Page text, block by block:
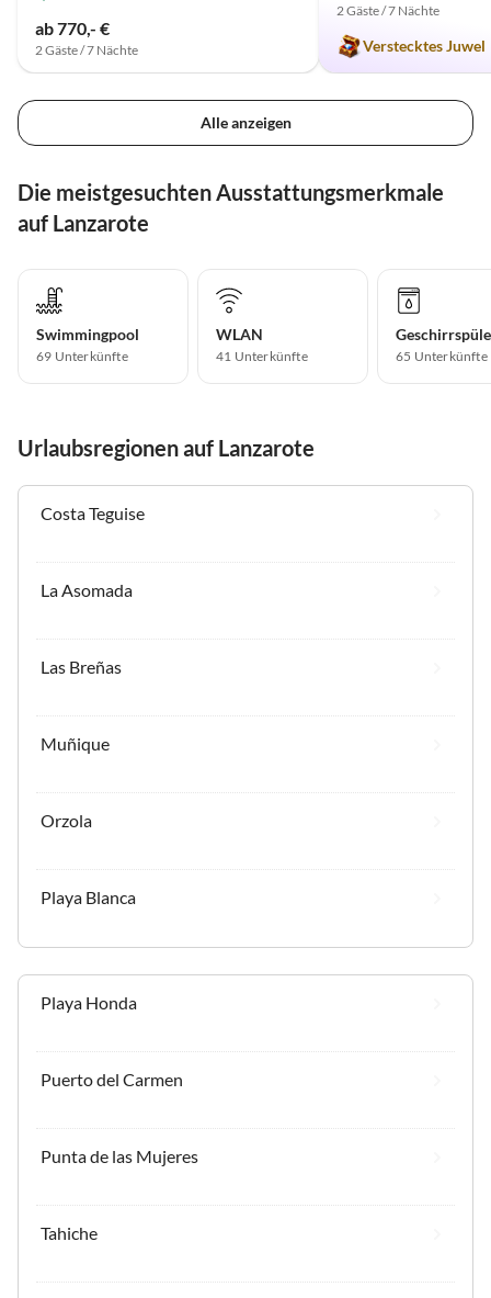
ab 770,- €
2 Gäste / 7 Nächte
2 Gäste / 7 Nächte
Verstecktes Juwel
Alle anzeigen
Die meistgesuchten Ausstattungsmerkmale
auf Lanzarote
Swimmingpool
69 Unterkünfte
WLAN
41 Unterkünfte 65 Unterkünfte
Urlaubsregionen auf Lanzarote
Costa Teguise
La Asomada
Las Breñas
Muñique
Orzola
Playa Blanca
Playa Honda
Puerto del Carmen
Punta de las Mujeres
Tahiche